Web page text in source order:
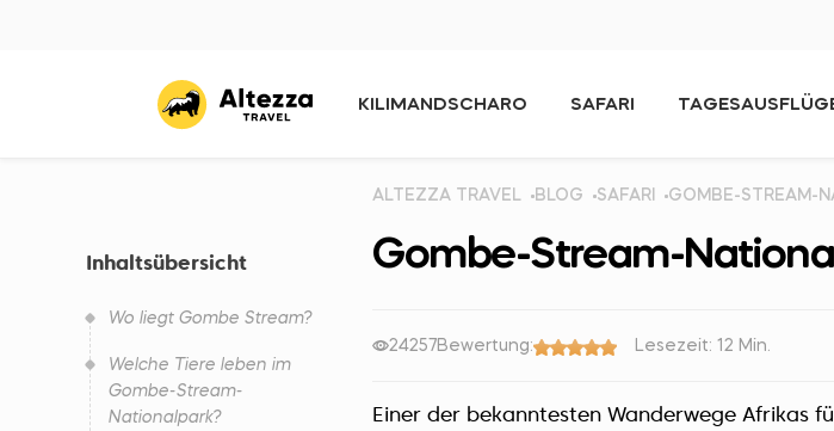
KILIMANDSCHARO SAFARI
Inhaltsübersicht
Wo liegt Gombe Stream?
Welche Tiere leben im
Gombe-Stream-
Nationalpark?
ALTEZZA TRAVEL BLOG SAFARI GOMBE-STREAM-
Gombe-Stream-
24257Bewertung: Lesezeit: 12 Min.
Einer der bekanntesten Wanderwege Afrikas